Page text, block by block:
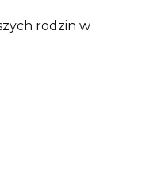
rodzin w